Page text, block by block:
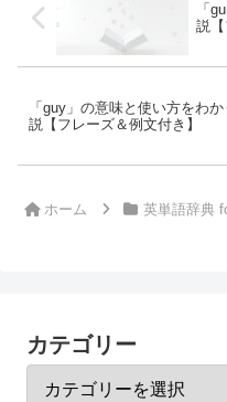
「
説【
「guy」の意味と使い方をわ
説【フレーズ＆例文付き】
ホーム 英単語辞典
カテゴリー